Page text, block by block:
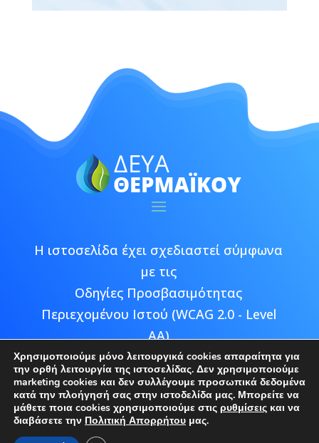
Η ιστοσελίδα έχει σχεδιαστεί σύμφωνα
με τις
Οδηγίες Προσβασιμότητας
Περιεχομένου Ιστού (WCAG 2.0 - Level
AA)
Copyright © 2026 ΔΕΥΑ Θερμαϊκού |
Developed by
Χρησιμοποιούμε μόνο λειτουργικά cookies απαραίτητα για
την ορθή λειτουργία της ιστοσελίδας. Δεν χρησιμοποιούμε
marketing cookies και δεν συλλέγουμε προσωπικά δεδομένα
κατά την πλοήγησή σας στην ιστοδελίδα μας. Μπορείτε να
μάθετε ποια cookies χρησιμοποιούμε στις ρυθμίσεις και να
διαβάσετε την Πολιτική Απορρήτου μας.